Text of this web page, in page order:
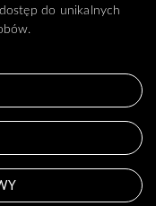
do unikalnych